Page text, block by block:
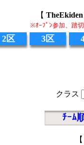
【
※ｵｰﾌﾟﾝ参加、踏
2区 3区
クラス
ﾁｰﾑ